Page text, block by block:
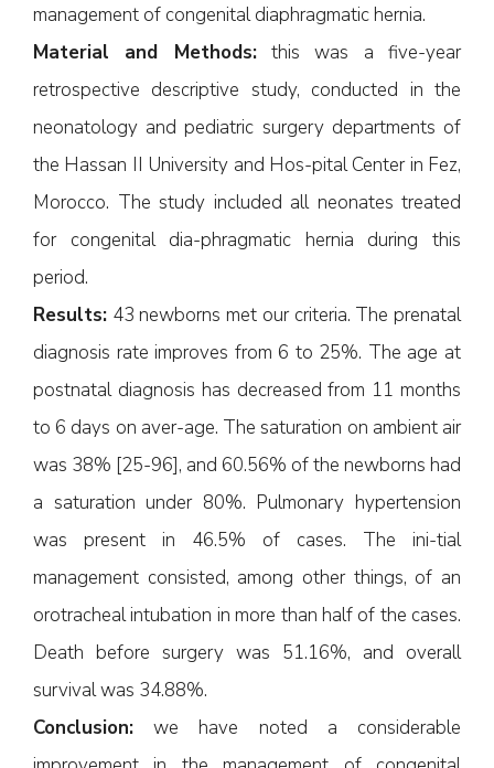
management of congenital diaphragmatic hernia.
Material and Methods:this was a five-year
retrospective descriptive study, conducted in the
neonatology and pediatric surgery departments of
the Hassan II University and Hos-pital Center in Fez,
Morocco. The study included all neonates treated
for congenital dia-phragmatic hernia during this
period.
Results: 43 newborns met our criteria. The prenatal
diagnosis rate improves from 6 to 25%. The age at
postnatal diagnosis has decreased from 11 months
to 6 days on aver-age. The saturation on ambient air
was 38% [25-96], and 60.56% of the newborns had
a saturation under 80%. Pulmonary hypertension
was present in 46.5% of cases. The ini-tial
management consisted, among other things, of an
orotracheal intubation in more than half of the cases.
Death before surgery was 51.16%, and overall
survival was 34.88%.
Conclusion: we have noted a considerable